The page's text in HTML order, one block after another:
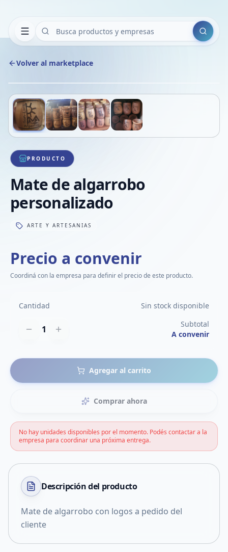
Buscar
Volver al marketplace
1/4
PRODUCTO
Mate de algarrobo
personalizado
ARTE Y ARTESANIAS
Precio a convenir
Coordiná con la empresa para definir el precio de este producto.
Cantidad Sin stock disponible
1
Subtotal
A convenir
Agregar al carrito
Comprar ahora
No hay unidades disponibles por el momento. Podés contactar a la
empresa para coordinar una próxima entrega.
Descripción del producto
Mate de algarrobo con logos a pedido del
cliente